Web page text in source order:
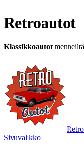
Retroautot
Klassikkoautot
Sivuvalikko